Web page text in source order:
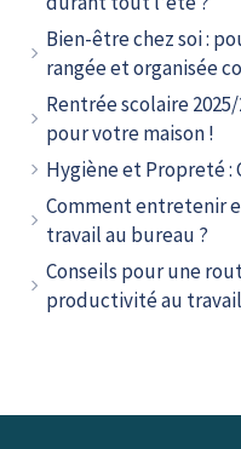
Bien-être chez soi :
rangée et organisée
Rentrée scolaire
pour votre maison !
Hygiène et Propreté :
Comment entretenir
travail au bureau ?
Conseils pour une
productivité au